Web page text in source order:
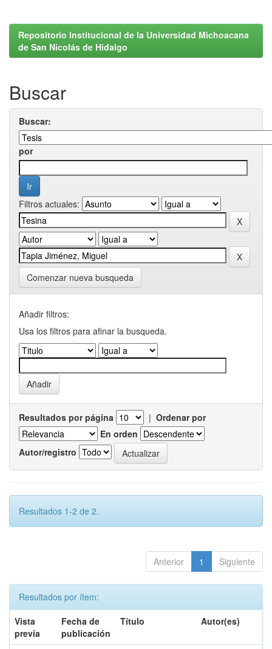
Repositorio Institucional de la Universidad Michoacana
de San Nicolás de Hidalgo
Buscar
Buscar:
por
Filtros actuales:
Comenzar nueva busqueda
Añadir filtros:
Usa los filtros para afinar la busqueda.
Resultados por página | Ordenar por
En orden
Autor/registro
Resultados 1-2 de 2.
Anterior 1 Siguiente
Resultados por ítem:
Vista
previa
Fecha de
publicación
Título Autor(es)